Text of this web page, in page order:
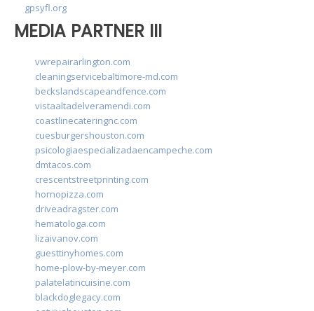
gpsyfl.org
MEDIA PARTNER III
vwrepairarlington.com
cleaningservicebaltimore-md.com
beckslandscapeandfence.com
vistaaltadelveramendi.com
coastlinecateringnc.com
cuesburgershouston.com
psicologiaespecializadaencampeche.com
dmtacos.com
crescentstreetprinting.com
hornopizza.com
driveadragster.com
hematologa.com
lizaivanov.com
guesttinyhomes.com
home-plow-by-meyer.com
palatelatincuisine.com
blackdoglegacy.com